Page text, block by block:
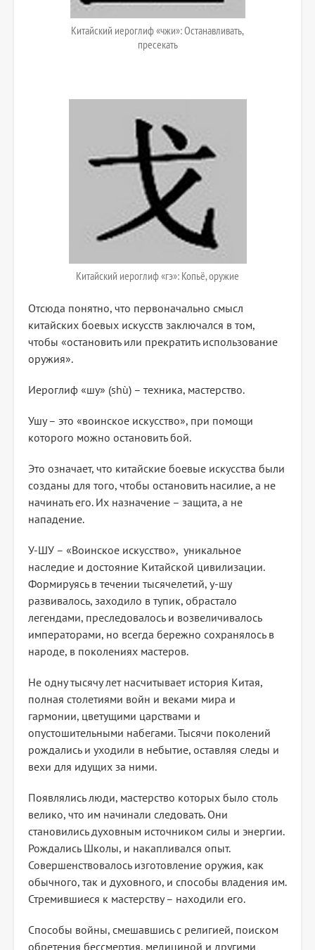
Китайский иероглиф «чжи»: Останавливать,
пресекать
Китайский иероглиф «гэ»: Копьё, оружие
Отсюда понятно, что первоначально смысл
китайских боевых искусств заключался в том,
чтобы «остановить или прекратить использование
оружия».
Иероглиф «шу» (shù) – техника, мастерство.
Ушу – это «воинское искусство», при помощи
которого можно остановить бой.
Это означает, что китайские боевые искусства были
созданы для того, чтобы остановить насилие, а не
начинать его. Их назначение – защита, а не
нападение.
У-ШУ – «Воинское искусство», уникальное
наследие и достояние Китайской цивилизации.
Формируясь в течении тысячелетий, у-шу
развивалось, заходило в тупик, обрастало
легендами, преследовалось и возвеличивалось
императорами, но всегда бережно сохранялось в
народе, в поколениях мастеров.
Не одну тысячу лет насчитывает история Китая,
полная столетиями войн и веками мира и
гармонии, цветущими царствами и
опустошительными набегами. Тысячи поколений
рождались и уходили в небытие, оставляя следы и
вехи для идущих за ними.
Появлялись люди, мастерство которых было столь
велико, что им начинали следовать. Они
становились духовным источником силы и энергии.
Рождались Школы, и накапливался опыт.
Совершенствовалось изготовление оружия, как
обычного, так и духовного, и способы владения им.
Стремившиеся к мастерству – находили его.
Способы войны, смешавшись с религией, поиском
обретения бессмертия, медициной и другими